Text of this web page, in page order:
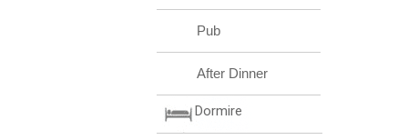
Pub
After Dinner
Dormire